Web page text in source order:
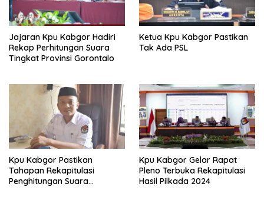
Jajaran Kpu Kabgor Hadiri
Rekap Perhitungan Suara
Tingkat Provinsi Gorontalo
Ketua Kpu Kabgor Pastikan
Tak Ada PSL
Kpu Kabgor Pastikan
Tahapan Rekapitulasi
Penghitungan Suara
Kpu Kabgor Gelar Rapat
Pleno Terbuka Rekapitulasi
Hasil Pilkada 2024